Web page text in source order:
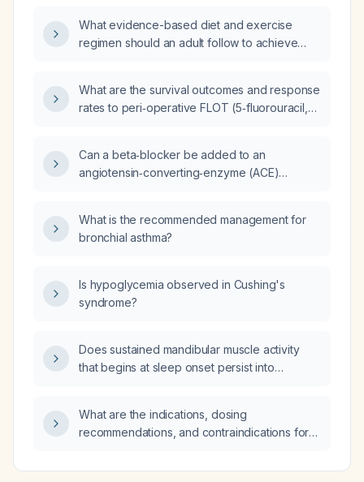
What evidence-based diet and exercise
regimen should an adult follow to achieve
What are the survival outcomes and response
rates to peri‑operative FLOT (5‑fluorouracil,
adenocarcinoma staged T4N2?
Can a beta‑blocker be added to an
angiotensin‑converting‑enzyme (ACE)
What is the recommended management for
bronchial asthma?
Is hypoglycemia observed in Cushing's
syndrome?
Does sustained mandibular muscle activity
that begins at sleep onset persist into
What are the indications, dosing
recommendations, and contraindications for